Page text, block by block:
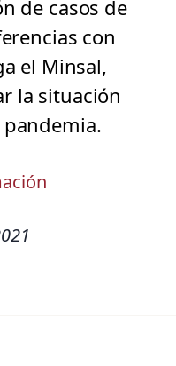
de casos de
con
el Minsal,
la situación